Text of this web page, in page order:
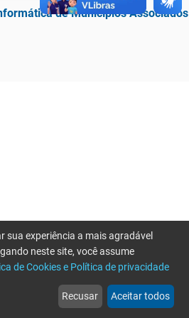
de Municípios Associados
web
Notícias
more_horiz
Mais
sua experiência a mais agradável
neste site, você assume
de Cookies e Política de privacidade
Recusar Aceitar todos
por favor tente novamente